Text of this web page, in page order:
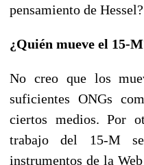
pensamiento de
¿Quién mueve el 15-
No creo que los
suficientes ONGs
ciertos medios. Por
trabajo del 15-M
instrumentos de la